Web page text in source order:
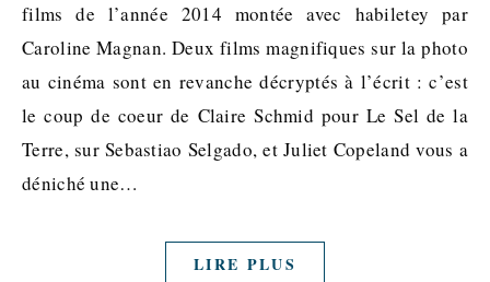
films de l’année 2014 montée avec habiletey par
Caroline Magnan. Deux films magnifiques sur la photo
au cinéma sont en revanche décryptés à l’écrit : c’est
le coup de coeur de Claire Schmid pour Le Sel de la
Terre, sur Sebastiao Selgado, et Juliet Copeland vous a
déniché une…
LIRE PLUS